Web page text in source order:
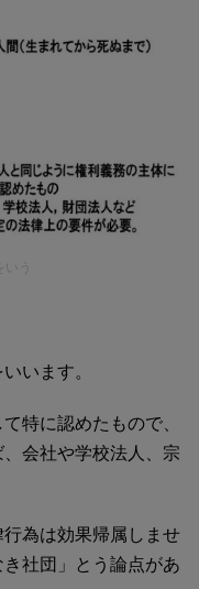
う
います。
特に認めたもので、
会社や学校法人、宗
為は効果帰属しませ
社団」とう論点があ